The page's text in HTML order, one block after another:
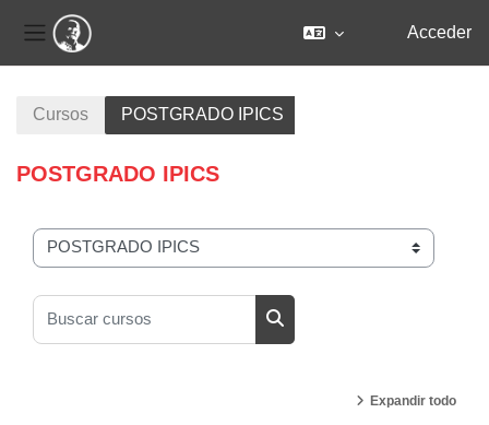
Panel lateral
Acceder
Cursos POSTGRADO IPICS
POSTGRADO IPICS
Categorías
Buscar cursos
Buscar cursos
Expandir todo